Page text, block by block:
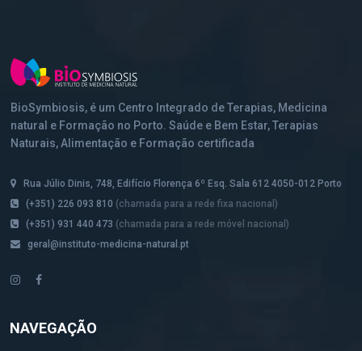
BioSymbiosis, é um Centro Integrado de Terapias, Medicina
natural e Formação no Porto. Saúde e Bem Estar, Terapias
Naturais, Alimentação e Formação certificada
Rua Júlio Dinis, 748, Edifício Florença 6º Esq. Sala 612 4050-012 Porto
(+351) 226 093 810 (chamada para a rede fixa nacional)
(+351) 931 440 473 (chamada para a rede móvel nacional)
geral@instituto-medicina-natural.pt
NAVEGAÇÃO